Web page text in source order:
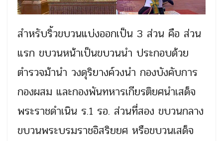
สำหรับริ้วขบวนแบ่งออกเป็น 3 ส่วน คือ ส่วน
แรก ขบวนหน้าเป็นขบวนนำ ประกอบด้วย
ตำรวจม้านำ วงดุริยางค์วงนำ กองบังคับการ
กองผสม และกองพันทหารเกียรติยศนำเสด็จ
พระราชดำเนิน ร.1 รอ. ส่วนที่สอง ขบวนกลาง
ขบวนพระบรมราชอิสริยยศ หรือขบวนเสด็จ